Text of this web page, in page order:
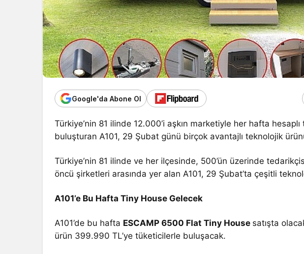
Google'da Abone Ol
Türkiye’nin 81 ilinde 12.000’i aşkın marketiyle her hafta
buluşturan A101, 29 Şubat günü birçok avantajlı teknolojik
Türkiye’nin 81 ilinde ve her ilçesinde, 500’ün üzerinde
öncü şirketleri arasında yer alan A101, 29 Şubat’ta çeşitli
A101’e Bu Hafta Tiny House Gelecek
A101’de bu hafta ESCAMP 6500 Flat Tiny House satışta
ürün 399.990 TL’ye tüketicilerle buluşacak.